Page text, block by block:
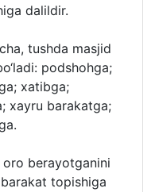
dalildir.
tushda masjid
podshohga;
xatibga;
xayru barakatga;
oro berayotganini
topishiga